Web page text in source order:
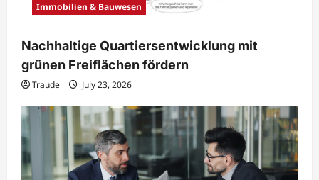
Immobilien & Bauwesen
Nachhaltige Quartiersentwicklung mit
grünen Freiflächen fördern
Traude July 23, 2026